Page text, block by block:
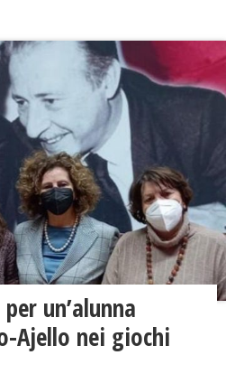
un’alunna
Ajello nei giochi